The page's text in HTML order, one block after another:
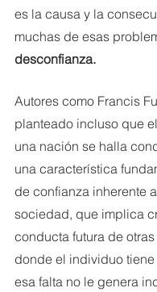
es la causa y la
muchas de esas
desconfianza.
Autores como Francis
planteado incluso que
una nación se halla
una característica
de confianza inherente
sociedad, que implica
conducta futura de
donde el individuo
esa falta no le genera